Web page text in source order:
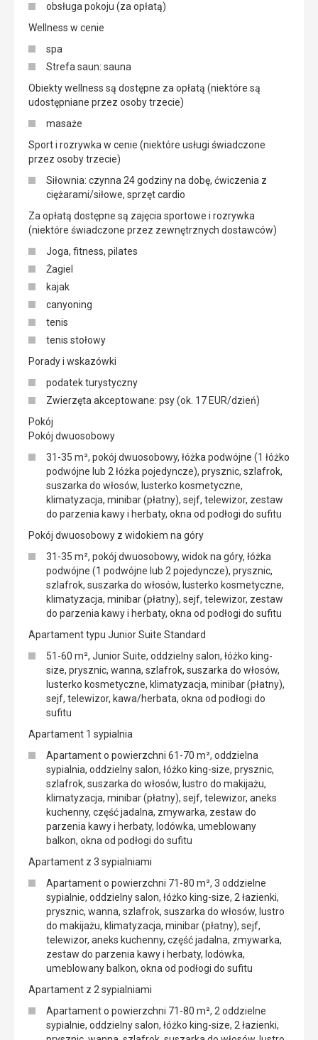
obsługa pokoju (za opłatą)
Wellness w cenie
spa
Strefa saun: sauna
Obiekty wellness są dostępne za opłatą (niektóre są
udostępniane przez osoby trzecie)
masaże
Sport i rozrywka w cenie (niektóre usługi świadczone
przez osoby trzecie)
Siłownia: czynna 24 godziny na dobę, ćwiczenia z
ciężarami/siłowe, sprzęt cardio
Za opłatą dostępne są zajęcia sportowe i rozrywka
(niektóre świadczone przez zewnętrznych dostawców)
Joga, fitness, pilates
Żagiel
kajak
canyoning
tenis
tenis stołowy
Porady i wskazówki
podatek turystyczny
Zwierzęta akceptowane: psy (ok. 17 EUR/dzień)
Pokój
Pokój dwuosobowy
31-35 m², pokój dwuosobowy, łóżka podwójne (1 łóżko
podwójne lub 2 łóżka pojedyncze), prysznic, szlafrok,
suszarka do włosów, lusterko kosmetyczne,
klimatyzacja, minibar (płatny), sejf, telewizor, zestaw
do parzenia kawy i herbaty, okna od podłogi do sufitu
Pokój dwuosobowy z widokiem na góry
31-35 m², pokój dwuosobowy, widok na góry, łóżka
podwójne (1 podwójne lub 2 pojedyncze), prysznic,
szlafrok, suszarka do włosów, lusterko kosmetyczne,
klimatyzacja, minibar (płatny), sejf, telewizor, zestaw
do parzenia kawy i herbaty, okna od podłogi do sufitu
Apartament typu Junior Suite Standard
51-60 m², Junior Suite, oddzielny salon, łóżko king-
size, prysznic, wanna, szlafrok, suszarka do włosów,
lusterko kosmetyczne, klimatyzacja, minibar (płatny),
sejf, telewizor, kawa/herbata, okna od podłogi do
sufitu
Apartament 1 sypialnia
Apartament o powierzchni 61-70 m², oddzielna
sypialnia, oddzielny salon, łóżko king-size, prysznic,
szlafrok, suszarka do włosów, lustro do makijażu,
klimatyzacja, minibar (płatny), sejf, telewizor, aneks
kuchenny, część jadalna, zmywarka, zestaw do
parzenia kawy i herbaty, lodówka, umeblowany
balkon, okna od podłogi do sufitu
Apartament z 3 sypialniami
Apartament o powierzchni 71-80 m², 3 oddzielne
sypialnie, oddzielny salon, łóżko king-size, 2 łazienki,
prysznic, wanna, szlafrok, suszarka do włosów, lustro
do makijażu, klimatyzacja, minibar (płatny), sejf,
telewizor, aneks kuchenny, część jadalna, zmywarka,
zestaw do parzenia kawy i herbaty, lodówka,
umeblowany balkon, okna od podłogi do sufitu
Apartament z 2 sypialniami
Apartament o powierzchni 71-80 m², 2 oddzielne
sypialnie, oddzielny salon, łóżko king-size, 2 łazienki,